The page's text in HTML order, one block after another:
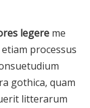
legere me
processus
gothica, quam
litterarum